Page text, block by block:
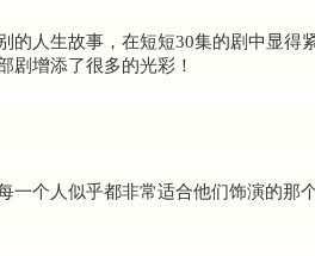
的人生故事，在短短30集的剧中显得
剧增添了很多的光彩！
一个人似乎都非常适合他们饰演的那